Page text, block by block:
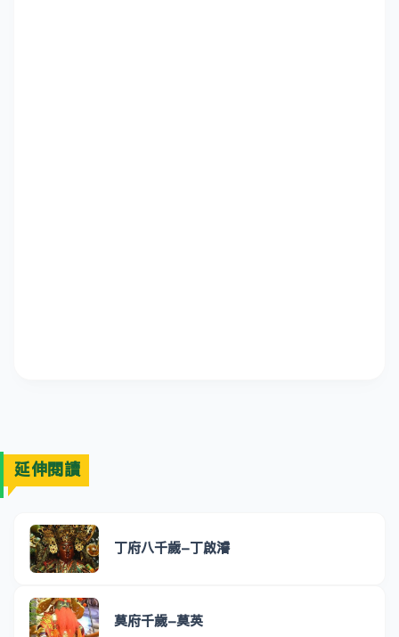
延伸閱讀
丁府八千歲-丁啟濬
莫府千歲-莫英